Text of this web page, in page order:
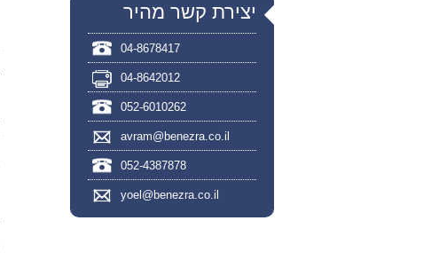
יצירת קשר מהיר
04-8678417
04-8642012
052-6010262
avram@benezra.co.il
052-4387878
yoel@benezra.co.il